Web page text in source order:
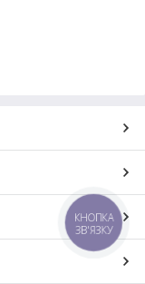
КНОПКА
ЗВ'ЯЗКУ